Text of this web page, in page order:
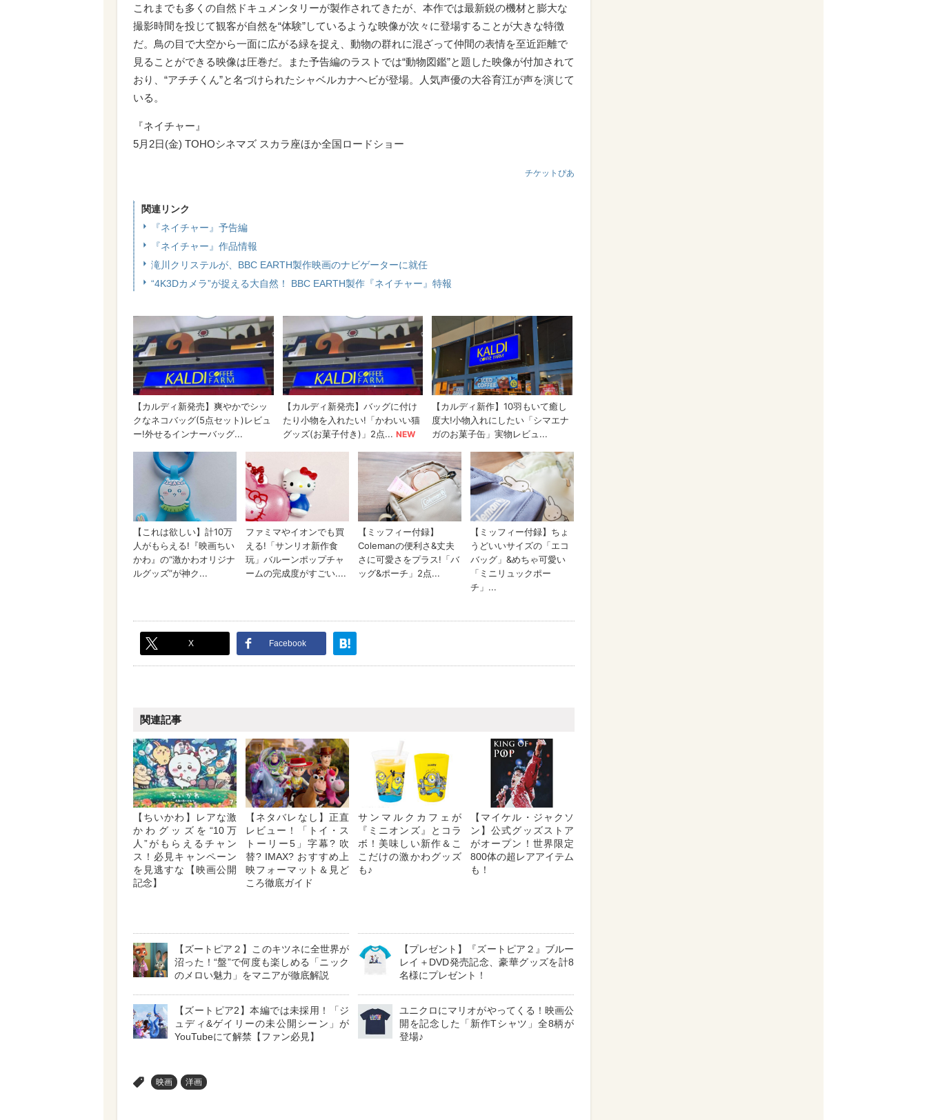
これまでも多くの自然ドキュメンタリーが製作されてきたが、本作では最新鋭の機材と膨大な
撮影時間を投じて観客が自然を“体験”しているような映像が次々に登場することが大きな特徴
だ。鳥の目で大空から一面に広がる緑を捉え、動物の群れに混ざって仲間の表情を至近距離で
見ることができる映像は圧巻だ。また予告編のラストでは“動物図鑑”と題した映像が付加されて
おり、“アチチくん”と名づけられたシャベルカナヘビが登場。人気声優の大谷育江が声を演じて
いる。
『ネイチャー』
5月2日(金) TOHOシネマズ スカラ座ほか全国ロードショー
チケットぴあ
関連リンク
『ネイチャー』予告編
『ネイチャー』作品情報
滝川クリステルが、BBC EARTH製作映画のナビゲーターに就任
“4K3Dカメラ”が捉える大自然！ BBC EARTH製作『ネイチャー』特報
X Facebook
関連記事
【ちいかわ】レアな激
かわグッズを“10万
人”がもらえるチャン
ス！必見キャンペーン
を見逃すな【映画公開
記念】
【ネタバレなし】正直
レビュー！「トイ・ス
トーリー5」字幕? 吹
替? IMAX? おすすめ上
映フォーマット＆見ど
ころ徹底ガイド
サンマルクカフェが
『ミニオンズ』とコラ
ボ！美味しい新作＆こ
こだけの激かわグッズ
も♪
【マイケル・ジャクソ
ン】公式グッズストア
がオープン！世界限定
800体の超レアアイテム
も！
【ズートピア２】このキツネに全世界が
沼った！“盤”で何度も楽しめる「ニック
のメロい魅力」をマニアが徹底解説
【プレゼント】『ズートピア２』ブルー
レイ＋DVD発売記念、豪華グッズを計8
名様にプレゼント！
【ズートピア2】本編では未採用！「ジ
ュディ&ゲイリーの未公開シーン」が
YouTubeにて解禁【ファン必見】
ユニクロにマリオがやってくる！映画公
開を記念した「新作Tシャツ」全8柄が
登場♪
映画 洋画